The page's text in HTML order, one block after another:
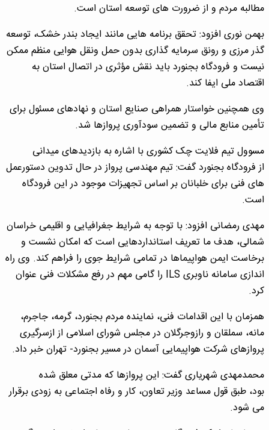
مطالبه مردم و از ضرورت های توسعه استان است.
بهمن نوری افزود: تحقق برنامه هایی مانند ایجاد بندر خشک، توسعه
گذر مرزی و رونق سرمایه گذاری بدون حمل ونقل هوایی منظم ممکن
نیست و فرودگاه بجنورد باید نقش مؤثری در اتصال استان به
اقتصاد ملی ایفا کند.
وی همچنین خواستار همراهی صنایع استان و نهادهای مسئول برای
تأمین منابع مالی و تضمین سودآوری پروازها شد.
مسوول تیم فلایت چک کشوری با اشاره به بازدیدهای میدانی
از فرودگاه بجنورد گفت: تیم مهندسی پرواز در حال تدوین دستورعمل
های فنی برای خلبانان بر اساس تجهیزات موجود در این فرودگاه
است.
مهدی رمضانی افزود: با توجه به شرایط جغرافیایی و اقلیمی خراسان
شمالی، هدف ما تعریف استانداردهایی است که امکان نشست و
برخاست ایمن هواپیماها در تمامی شرایط جوی را فراهم کند. وی راه
اندازی سامانه ناوبری ILS را گامی مهم در رفع مشکلات فنی عنوان
کرد.
همزمان با این اقدامات فنی، نماینده مردم بجنورد، گرمه، جاجرم،
مانه، سملقان و رازوجرگلان در مجلس شورای اسلامی از ازسرگیری
پروازهای شرکت هواپیمایی آسمان در مسیر بجنورد- تهران خبر داد.
محمدمهدی شهریاری گفت: این پروازها که مدتی معلق شده
بود، طبق قول مساعد وزیر تعاون، کار و رفاه اجتماعی به زودی برقرار
می شود.